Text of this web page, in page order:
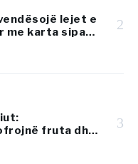
lejet e
karta sipas
së
2
fruta dhe
tregjet
3